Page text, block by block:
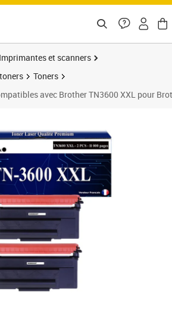
Imprimantes et scanners
Toners
avec Brother TN3600 XXL pour